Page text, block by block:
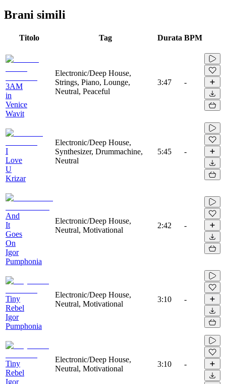
Brani simili
Titolo Tag Durata BPM
3AM
in
Venice
Wavit
Electronic/Deep House,
Strings, Piano, Lounge,
Neutral, Peaceful
3:47 -
I
Love
U
Krizar
Electronic/Deep House,
Synthesizer, Drummachine,
Neutral
5:45 -
And
It
Goes
On
Igor
Pumphonia
Electronic/Deep House,
Neutral, Motivational
2:42 -
Tiny
Rebel
Igor
Pumphonia
Electronic/Deep House,
Neutral, Motivational
3:10 -
Tiny
Rebel
Igor
Electronic/Deep House,
Neutral, Motivational
3:10 -